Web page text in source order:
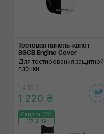
Тестовая панель-капот
SGCB Engine Cover
Для тестирования защитной
плёнки
1 435 ₴
1 220 ₴
Скидка 15%
177:21:18